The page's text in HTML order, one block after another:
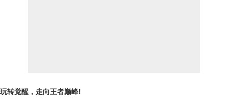
玩转觉醒，走向王者巅峰!